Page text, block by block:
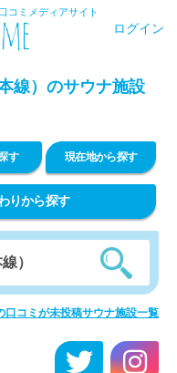
コミメディアサイト
ログイン
線）のサウナ施設
す 現在地から探す
りから探す
口コミが未投稿サウナ施設一覧